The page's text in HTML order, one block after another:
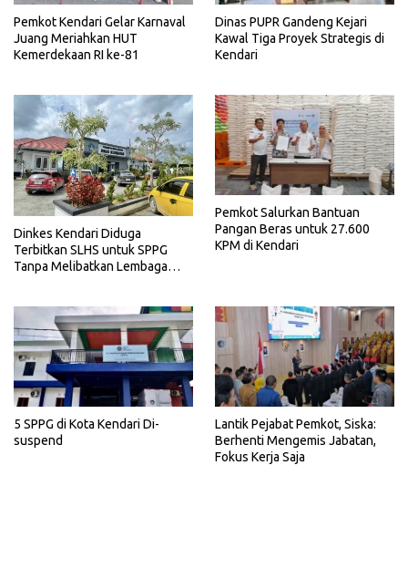
Pemkot Kendari Gelar Karnaval
Juang Meriahkan HUT
Kemerdekaan RI ke-81
Dinas PUPR Gandeng Kejari
Kawal Tiga Proyek Strategis di
Kendari
Dinkes Kendari Diduga
Terbitkan SLHS untuk SPPG
Tanpa Melibatkan Lembaga
Pemkot Salurkan Bantuan
Pangan Beras untuk 27.600
KPM di Kendari
5 SPPG di Kota Kendari Di-
suspend
Lantik Pejabat Pemkot, Siska:
Berhenti Mengemis Jabatan,
Fokus Kerja Saja